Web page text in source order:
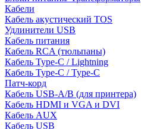
Кабели
Кабель акустический TOS
Удлинители USB
Кабель питания
Кабель RCA (тюльпаны)
Кабель Type-C / Lightning
Кабель Type-C / Type-C
Патч-корд
Кабель USB-A/B (для принтера)
Кабель HDMI и VGA и DVI
Кабель AUX
Кабель USB